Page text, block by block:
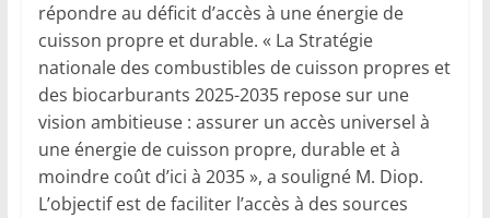
répondre au déficit d’accès à une énergie de
cuisson propre et durable. « La Stratégie
nationale des combustibles de cuisson propres et
des biocarburants 2025-2035 repose sur une
vision ambitieuse : assurer un accès universel à
une énergie de cuisson propre, durable et à
moindre coût d’ici à 2035 », a souligné M. Diop.
L’objectif est de faciliter l’accès à des sources